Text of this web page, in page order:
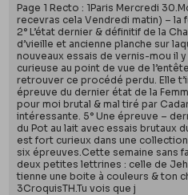
Page 1 Recto : 1Paris Mercredi
recevras cela Vendredi matin) – la
2° L’état dernier & définitif de la
d’vieille et ancienne planche sur
nouveaux essais de vernis-mou il
curieuse au point de vue de
retrouver ce procédé perdu. Elle
épreuve du dernier état de la
pour moi brutal & mal tiré par
intéressante. 5° Une épreuve –
du Pot au lait avec essais brutaux
est fort curieux dans une collection
six épreuves.Cette semaine sans
deux petites lettrines : celle de
tienne une boite à couleurs & ton
3CroquisTH.Tu vois que j